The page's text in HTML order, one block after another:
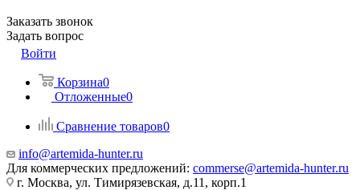
Заказать звонок
Задать вопрос
Войти
Корзина0
Отложенные0
Сравнение товаров0
info@artemida-hunter.ru
Для коммерческих предложений: commerse@artemida-hunter.ru
г. Москва, ул. Тимирязевская, д.11, корп.1